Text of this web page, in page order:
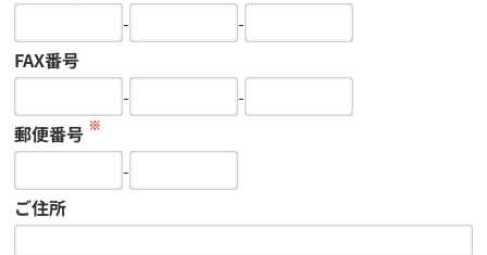
-
-
FAX番号
-
-
郵便番号 ※
-
ご住所